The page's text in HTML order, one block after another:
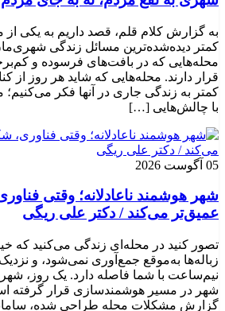
به گزارش کلام قلم، قصد داریم به یکی
کمتر دیده‌شده‌ترین مسائل زندگی
محله‌هایی که در بافت‌های فرسوده و
قرار دارند. محله‌هایی که شاید هر روز از
کمتر به زندگی جاری در آنها فکر می‌کنیم؛
با چالش‌هایی […]
05 آگوست 2026
شهر هوشمند ناعادلانه؛ وقتی
عمیق‌تر می‌کند / دکتر علی ریگی
تصور کنید در محله‌ای زندگی می‌کنید که
زباله‌ها به‌موقع جمع‌آوری نمی‌شود، و
نیم‌ساعت با شما فاصله دارد. یک روز،
شهر در مسیر هوشمندسازی قرار گرفته
گزارش مشکلات محله طراحی شده،